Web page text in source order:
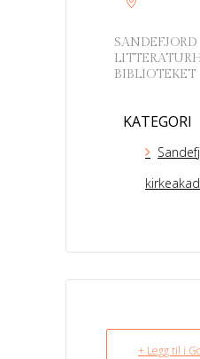
SANDEFJORD
BIBLIOTEKET
KATEGORI
+ Legg til i